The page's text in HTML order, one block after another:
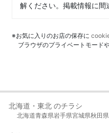
解ください。掲載情報に
※お気に入りのお店の保存に
ブラウザのプライベートモード
北海道・東北 のチラシ
北海道青森県岩手県宮城県秋田県